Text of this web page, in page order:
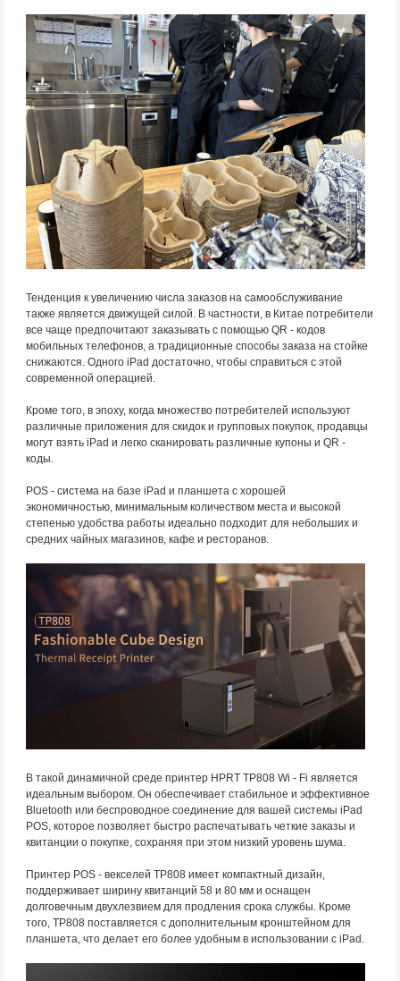
Тенденция к увеличению числа заказов на самообслуживание
также является движущей силой. В частности, в Китае потребители
все чаще предпочитают заказывать с помощью QR - кодов
мобильных телефонов, а традиционные способы заказа на стойке
снижаются. Одного iPad достаточно, чтобы справиться с этой
современной операцией.
Кроме того, в эпоху, когда множество потребителей используют
различные приложения для скидок и групповых покупок, продавцы
могут взять iPad и легко сканировать различные купоны и QR -
коды.
POS - система на базе iPad и планшета с хорошей
экономичностью, минимальным количеством места и высокой
степенью удобства работы идеально подходит для небольших и
средних чайных магазинов, кафе и ресторанов.
В такой динамичной среде принтер HPRT TP808 Wi - Fi является
идеальным выбором. Он обеспечивает стабильное и эффективное
Bluetooth или беспроводное соединение для вашей системы iPad
POS, которое позволяет быстро распечатывать четкие заказы и
квитанции о покупке, сохраняя при этом низкий уровень шума.
Принтер POS - векселей TP808 имеет компактный дизайн,
поддерживает ширину квитанций 58 и 80 мм и оснащен
долговечным двухлезвием для продления срока службы. Кроме
того, TP808 поставляется с дополнительным кронштейном для
планшета, что делает его более удобным в использовании с iPad.